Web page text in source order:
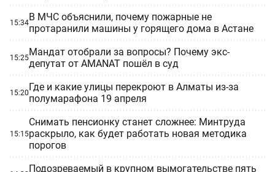
15:34В МЧС объяснили, почему пожарные не
протаранили машины у горящего дома в Астане
15:25Мандат отобрали за вопросы? Почему экс-
депутат от AMANAT пошёл в суд
15:20Где и какие улицы перекроют в Алматы из-за
полумарафона 19 апреля
15:15
Снимать пенсионку станет сложнее: Минтруда
раскрыло, как будет работать новая методика
порогов
Подозреваемый в крупном вымогательстве пять